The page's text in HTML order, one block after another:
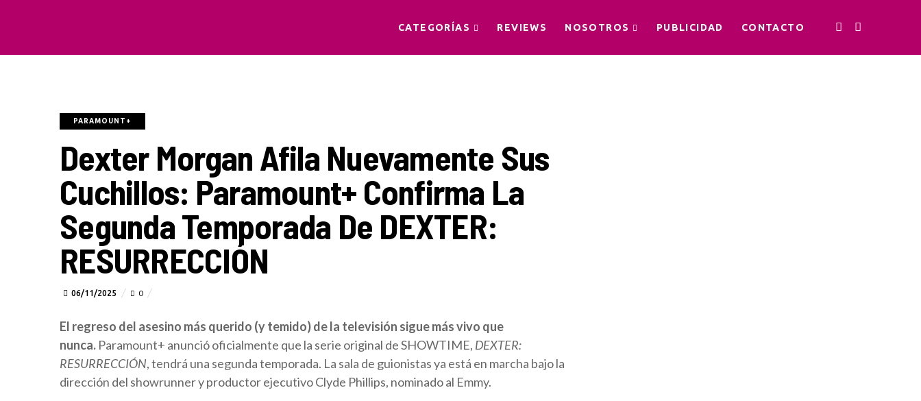
CATEGORÍAS REVIEWS NOSOTROS PUBLICIDAD CONTACTO
PARAMOUNT+
Dexter Morgan Afila Nuevamente Sus
Cuchillos: Paramount+ Confirma La
Segunda Temporada De DEXTER:
RESURRECCIÓN
06/11/2025 0
El regreso del asesino más querido (y temido) de la televisión sigue más vivo que
nunca. Paramount+ anunció oficialmente que la serie original de SHOWTIME, DEXTER:
RESURRECCIÓN, tendrá una segunda temporada. La sala de guionistas ya está en marcha bajo la
dirección del showrunner y productor ejecutivo Clyde Phillips, nominado al Emmy.